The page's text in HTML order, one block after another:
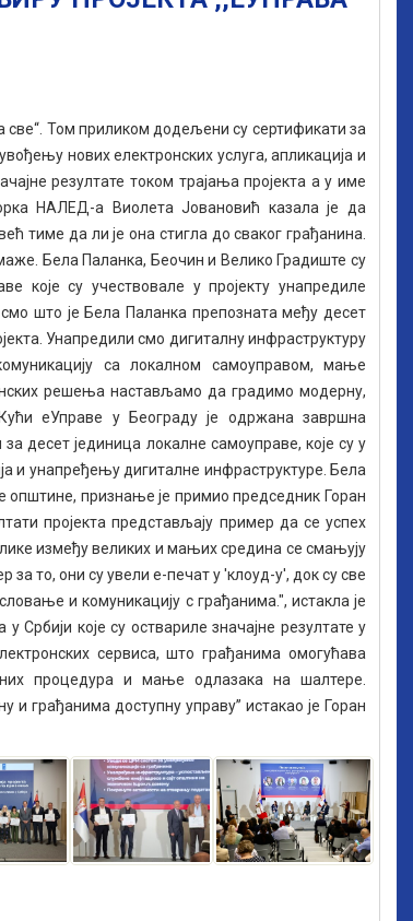
све“. Том приликом додељени су сертификати за
нових електронских услуга, апликација и
резултате током трајања пројекта а у име
НАЛЕД-а Виолета Јовановић казала је да
тиме да ли је она стигла до сваког грађанина.
Бела Паланка, Беочин и Велико Градиште су
које су учествовале у пројекту унапредиле
што је Бела Паланка препозната међу десет
Унапредили смо дигиталну инфраструктуру
са локалном самоуправом, мање
решења настављамо да градимо модерну,
еУправе у Београду је одржана завршна
десет јединица локалне самоуправе, које су у
и унапређењу дигиталне инфраструктуре. Бела
општине, признање је примио председник Горан
пројекта представљају пример да се успех
између великих и мањих средина се смањују
то, они су увели е-печат у 'клоуд-у', док су све
и комуникацију с грађанима.", истакла је
које су оствариле значајне резултате у
сервиса, што грађанима омогућава
процедура и мање одлазака на шалтере.
доступну управу’’ истакао је Горан